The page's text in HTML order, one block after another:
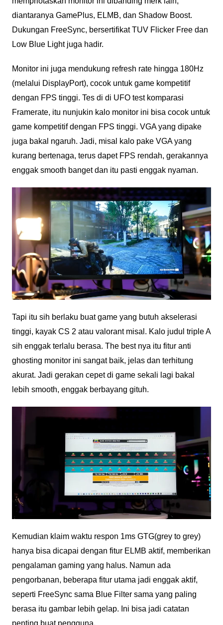
diantaranya GamePlus, ELMB, dan Shadow Boost.
Dukungan FreeSync, bersertifikat TUV Flicker Free dan
Low Blue Light juga hadir.
Monitor ini juga mendukung refresh rate hingga 180Hz
(melalui DisplayPort), cocok untuk game kompetitif
dengan FPS tinggi. Tes di di UFO test komparasi
Framerate, itu nunjukin kalo monitor ini bisa cocok untuk
game kompetitif dengan FPS tinggi. VGA yang dipake
juga bakal ngaruh. Jadi, misal kalo pake VGA yang
kurang bertenaga, terus dapet FPS rendah, gerakannya
enggak smooth banget dan itu pasti enggak nyaman.
Tapi itu sih berlaku buat game yang butuh akselerasi
tinggi, kayak CS 2 atau valorant misal. Kalo judul triple A
sih enggak terlalu berasa. The best nya itu fitur anti
ghosting monitor ini sangat baik, jelas dan terhitung
akurat. Jadi gerakan cepet di game sekali lagi bakal
lebih smooth, enggak berbayang gituh.
Kemudian klaim waktu respon 1ms GTG(grey to grey)
hanya bisa dicapai dengan fitur ELMB aktif, memberikan
pengalaman gaming yang halus. Namun ada
pengorbanan, beberapa fitur utama jadi enggak aktif,
seperti FreeSync sama Blue Filter sama yang paling
berasa itu gambar lebih gelap. Ini bisa jadi catatan
penting buat pengguna.